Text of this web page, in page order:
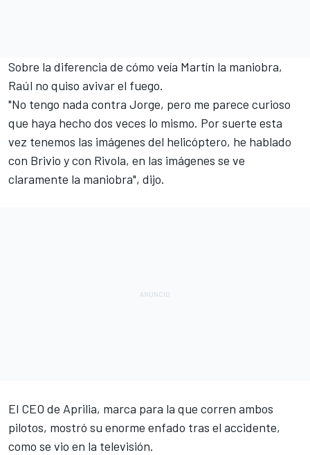
Sobre la diferencia de cómo veía Martín la maniobra,
Raúl no quiso avivar el fuego.
"No tengo nada contra Jorge, pero me parece curioso
que haya hecho dos veces lo mismo. Por suerte esta
vez tenemos las imágenes del helicóptero, he hablado
con Brivio y con Rivola, en las imágenes se ve
claramente la maniobra", dijo.
El CEO de Aprilia, marca para la que corren ambos
pilotos, mostró su enorme enfado tras el accidente,
como se vio en la televisión.